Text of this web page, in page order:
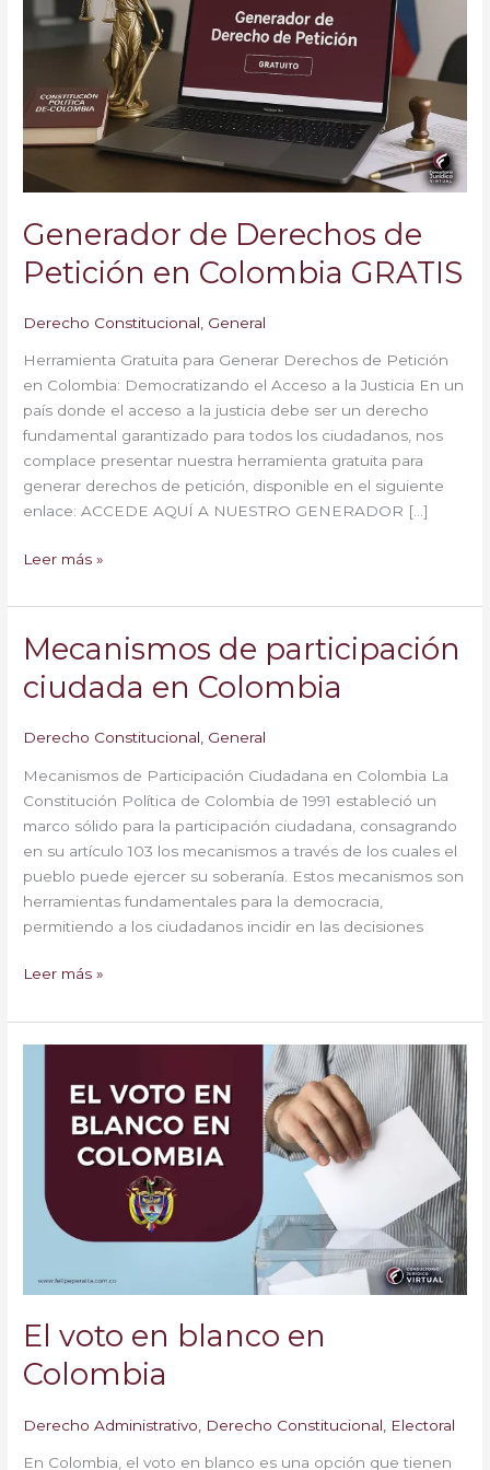
Generador de Derechos de
Petición en Colombia GRATIS
Derecho Constitucional General
Herramienta Gratuita para Generar Derechos de Petición
en Colombia: Democratizando el Acceso a la Justicia En un
país donde el acceso a la justicia debe ser un derecho
fundamental garantizado para todos los ciudadanos, nos
complace presentar nuestra herramienta gratuita para
generar derechos de petición, disponible en el siguiente
enlace: ACCEDE AQUÍ A NUESTRO GENERADOR […]
en
Colombia
Leer más »
Mecanismos de participación
ciudada en Colombia
Derecho Constitucional General
Mecanismos de Participación Ciudadana en Colombia La
Constitución Política de Colombia de 1991 estableció un
marco sólido para la participación ciudadana, consagrando
en su artículo 103 los mecanismos a través de los cuales el
pueblo puede ejercer su soberanía. Estos mecanismos son
herramientas fundamentales para la democracia,
permitiendo a los ciudadanos incidir en las decisiones
Mecanismos
participación
en
Colombia
Leer más »
El voto en blanco en
Colombia
Derecho Administrativo Derecho Constitucional Electoral
En Colombia, el voto en blanco es una opción que tienen
blanco